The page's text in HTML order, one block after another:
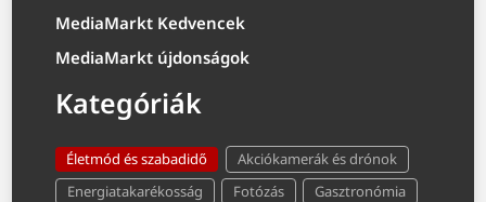
MediaMarkt Kedvencek
MediaMarkt újdonságok
Kategóriák
Életmód és szabadidő
Akciókamerák és drónok
Energiatakarékosság
Fotózás
Gasztronómia